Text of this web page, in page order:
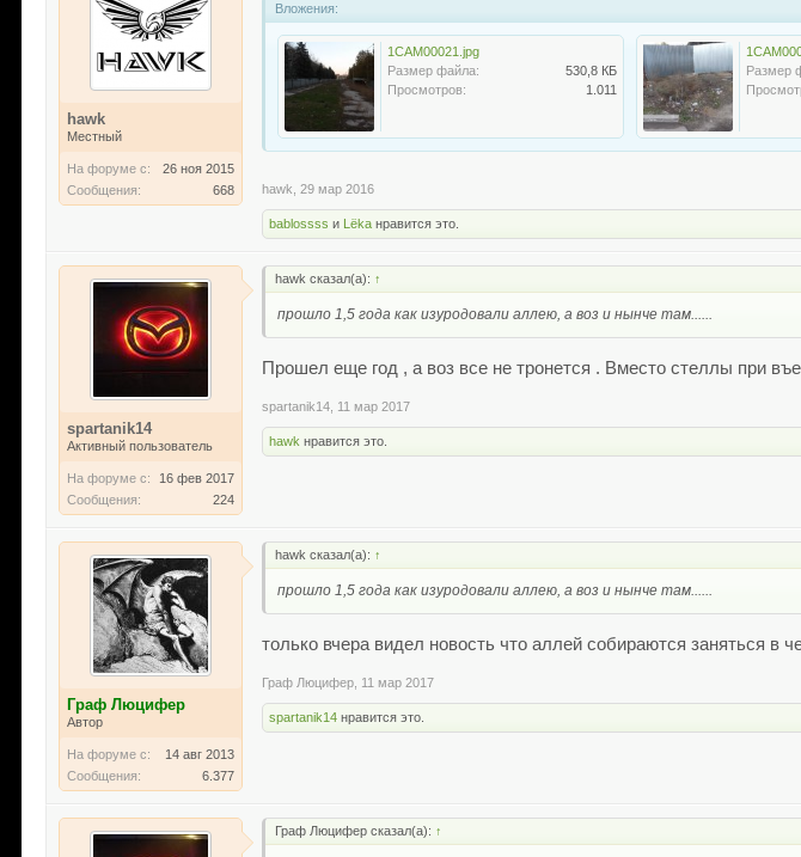
hawk
Местный
На форуме с:
26 ноя 2015
Сообщения:
668
Вложения:
1CAM00021.jpg
Размер файла:
530,8 КБ
Просмотров:
1.011
Размер
hawk 29 мар 2016
bablossss и Lёka нравится это.
spartanik14
Активный пользователь
На форуме с:
16 фев 2017
Сообщения:
224
hawk сказал(а): ↑
прошло 1,5 года как изуродовали аллею, а воз и нынче там......
Прошел еще год , а воз все не тронется . Вместо стеллы при
spartanik14 11 мар 2017
hawk нравится это.
Граф Люцифер
Автор
На форуме с:
14 авг 2013
Сообщения:
6.377
hawk сказал(а): ↑
прошло 1,5 года как изуродовали аллею, а воз и нынче там......
только вчера видел новость что аллей собираются заняться в
Граф Люцифер 11 мар 2017
spartanik14 нравится это.
Граф Люцифер сказал(а): ↑